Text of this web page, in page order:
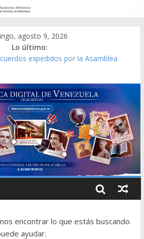
agosto 9, 2026
Lo último:
expedidos por la Asamblea
gráfico]
de Venezuela año CXXXIII Mes V,
2006 N° 38.394
de Modesta Bor
encontrar lo que estás buscando.
ayudar.